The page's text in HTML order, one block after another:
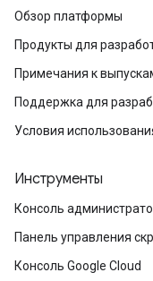
Обзор платформы
Продукты для
Примечания к
Поддержка для
Условия
Инструменты
Консоль
Панель управления
Консоль Google Cloud